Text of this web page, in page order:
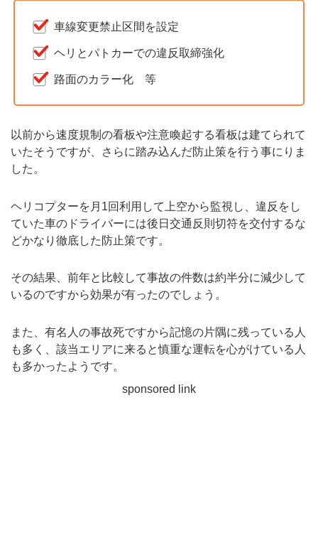
車線変更禁止区間を設定
ヘリとパトカーでの違反取締強化
路面のカラー化 等
以前から速度規制の看板や注意喚起する看板は建てられて
いたそうですが、さらに踏み込んだ防止策を行う事にりま
した。
ヘリコプターを月1回利用して上空から監視し、違反をし
ていた車のドライバーには後日交通反則切符を交付するな
どかなり徹底した防止策です。
その結果、前年と比較して事故の件数は約半分に減少して
いるのですから効果が有ったのでしょう。
また、有名人の事故死ですから記憶の片隅に残っている人
も多く、該当エリアに来ると慎重な運転を心がけている人
も多かったようです。
sponsored link